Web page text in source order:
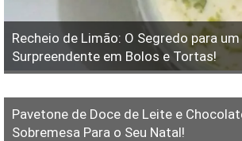
Recheio de Limão: O Segredo para
Surpreendente em Bolos e Tortas!
Pavetone de Doce de Leite e
Sobremesa Para o Seu Natal!